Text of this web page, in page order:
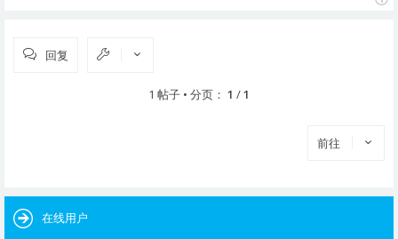
回复
1 帖子 • 分页： 1 /1
前往
在线用户